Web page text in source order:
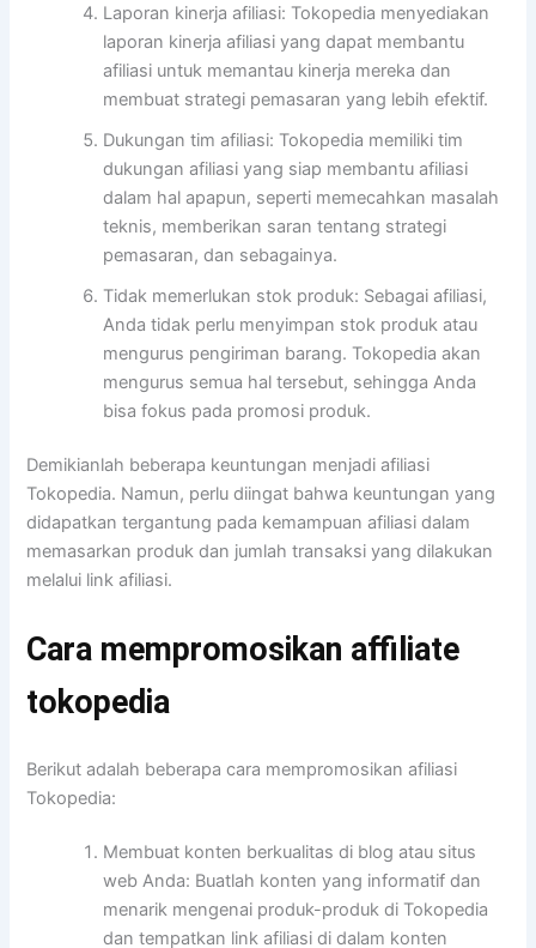
Laporan kinerja afiliasi: Tokopedia menyediakan
laporan kinerja afiliasi yang dapat membantu
afiliasi untuk memantau kinerja mereka dan
membuat strategi pemasaran yang lebih efektif.
Dukungan tim afiliasi: Tokopedia memiliki tim
dukungan afiliasi yang siap membantu afiliasi
dalam hal apapun, seperti memecahkan masalah
teknis, memberikan saran tentang strategi
pemasaran, dan sebagainya.
Tidak memerlukan stok produk: Sebagai afiliasi,
Anda tidak perlu menyimpan stok produk atau
mengurus pengiriman barang. Tokopedia akan
mengurus semua hal tersebut, sehingga Anda
bisa fokus pada promosi produk.
Demikianlah beberapa keuntungan menjadi afiliasi
Tokopedia. Namun, perlu diingat bahwa keuntungan yang
didapatkan tergantung pada kemampuan afiliasi dalam
memasarkan produk dan jumlah transaksi yang dilakukan
melalui link afiliasi.
Cara mempromosikan affiliate
tokopedia
Berikut adalah beberapa cara mempromosikan afiliasi
Tokopedia:
Membuat konten berkualitas di blog atau situs
web Anda: Buatlah konten yang informatif dan
menarik mengenai produk-produk di Tokopedia
dan tempatkan link afiliasi di dalam konten